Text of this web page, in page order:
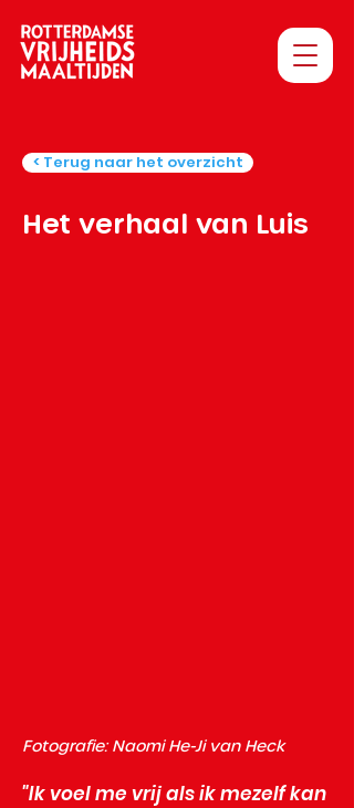
< Terug naar het overzicht
Het verhaal van Luis
Fotografie: Naomi He-Ji van Heck
"Ik voel me vrij als ik mezelf kan